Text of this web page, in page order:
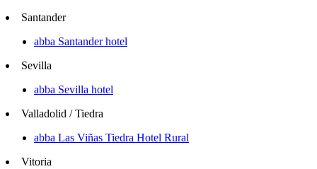
Santander
abba Santander hotel
Sevilla
abba Sevilla hotel
Valladolid / Tiedra
abba Las Viñas Tiedra Hotel Rural
Vitoria